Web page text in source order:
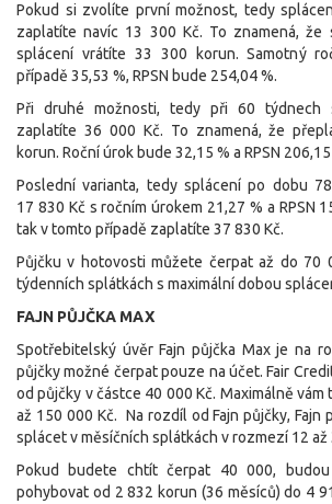
Pokud si zvolíte první možnost, tedy
zaplatíte navíc 13 300 Kč. To znamená, že
splácení vrátíte 33 300 korun. Samotný
případě 35,53 %, RPSN bude 254,04 %.
Při druhé možnosti, tedy při 60 týdnech
zaplatíte 36 000 Kč. To znamená, že
korun. Roční úrok bude 32,15 % a RPSN 206,15
Poslední varianta, tedy splácení po dobu
17 830 Kč s ročním úrokem 21,27 % a RPSN
tak v tomto případě zaplatíte 37 830 Kč.
Půjčku v hotovosti můžete čerpat až do 70
týdenních splátkách s maximální dobou
FAJN PŮJČKA MAX
Spotřebitelský úvěr Fajn půjčka Max je na
půjčky možné čerpat pouze na účet. Fair
od půjčky v částce 40 000 Kč. Maximálně
až 150 000 Kč. Na rozdíl od Fajn půjčky, Fajn
splácet v měsíčních splátkách v rozmezí 12 až
Pokud budete chtít čerpat 40 000,
pohybovat od 2 832 korun (36 měsíců) do 4